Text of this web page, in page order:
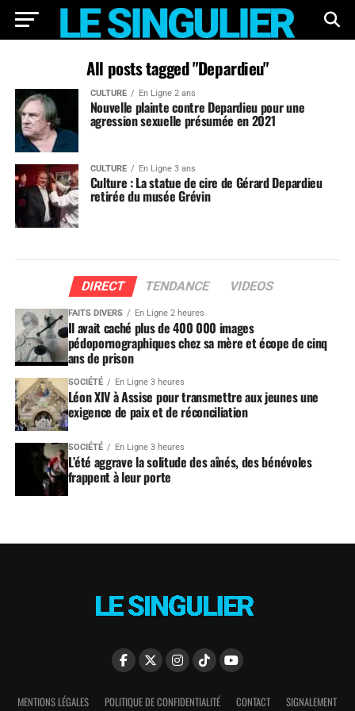
All posts tagged "Depardieu"
CULTURE En Ligne 2 ans
Nouvelle plainte contre Depardieu pour une
agression sexuelle présumée en 2021
CULTURE En Ligne 3 ans
Culture : La statue de cire de Gérard Depardieu
retirée du musée Grévin
DIRECT TENDANCE VIDEOS
FAITS DIVERS En Ligne 2 heures
Il avait caché plus de 400 000 images
pédopornographiques chez sa mère et écope de cinq
ans de prison
SOCIÉTÉ En Ligne 3 heures
Léon XIV à Assise pour transmettre aux jeunes une
exigence de paix et de réconciliation
SOCIÉTÉ En Ligne 3 heures
L’été aggrave la solitude des aînés, des bénévoles
frappent à leur porte
MENTIONS LÉGALES POLITIQUE DE CONFIDENTIALITÉ CONTACT SIGNALEMENT